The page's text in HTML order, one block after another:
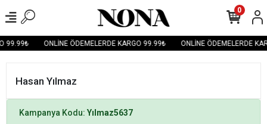
99.99₺ ONLİNE ÖDEMELERDE KARGO 99.99₺ ONLİNE ÖDEMELERDE
0
Hasan Yılmaz
Kampanya Kodu: Yılmaz5637